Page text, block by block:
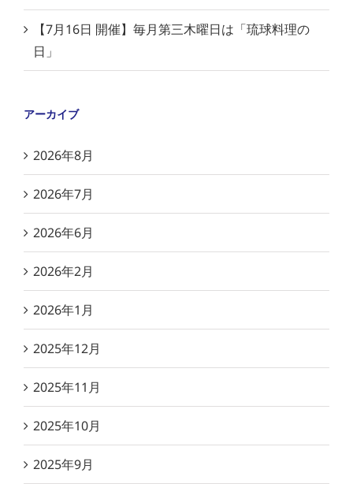
【7月16日 開催】毎月第三木曜日は「琉球料理の
日」
アーカイブ
2026年8月
2026年7月
2026年6月
2026年2月
2026年1月
2025年12月
2025年11月
2025年10月
2025年9月